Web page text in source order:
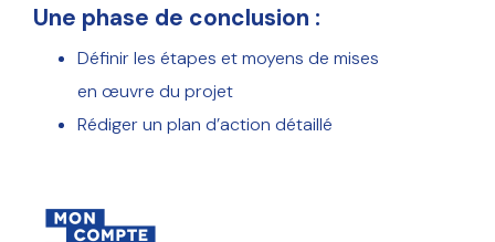
Une phase de conclusion :
Définir les étapes et moyens de mises
en œuvre du projet
Rédiger un plan d’action détaillé